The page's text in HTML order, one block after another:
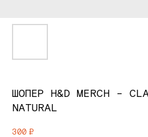
ШОПЕР H&D MERCH -
NATURAL
300 ₽